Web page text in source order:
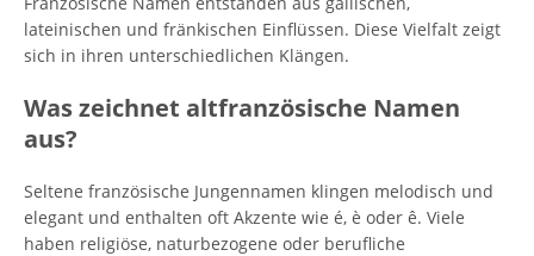
lateinischen und fränkischen Einflüssen. Diese Vielfalt zeigt
sich in ihren unterschiedlichen Klängen.
Was zeichnet altfranzösische Namen
aus?
Seltene französische Jungennamen klingen melodisch und
elegant und enthalten oft Akzente wie é, è oder ê. Viele
haben religiöse, naturbezogene oder berufliche